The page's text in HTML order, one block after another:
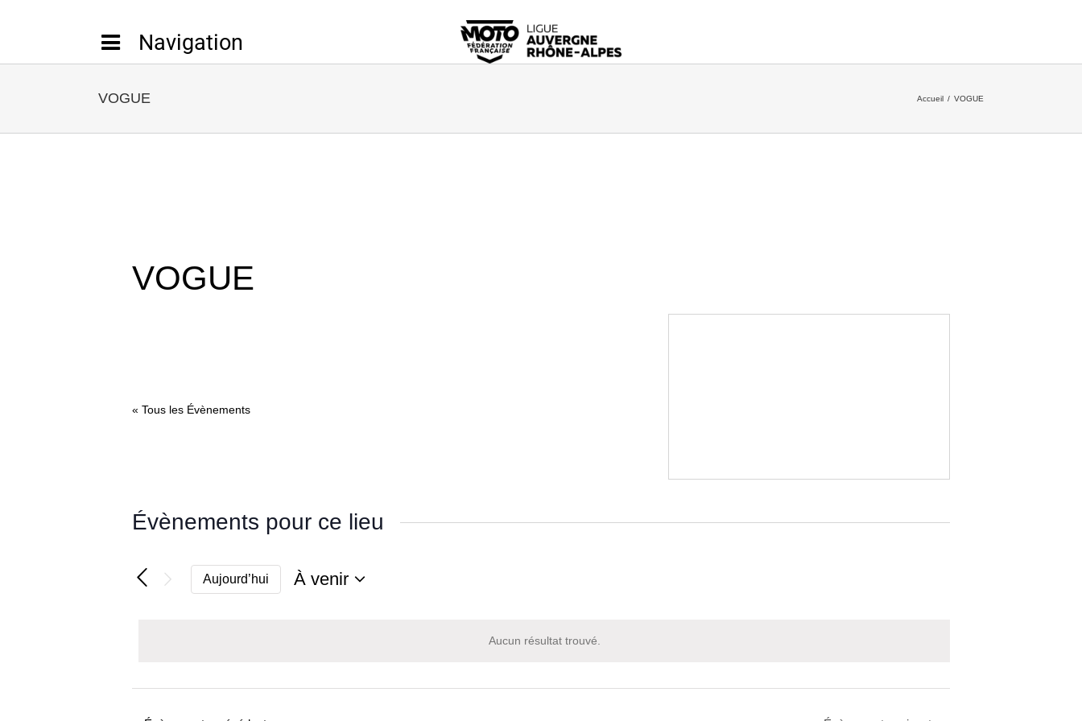
VOGUE Accueil / VOGUE
VOGUE
« Tous les Évènements
Évènements pour ce lieu
Notice
Aucun résultat trouvé.
Aujourd’hui
À venir